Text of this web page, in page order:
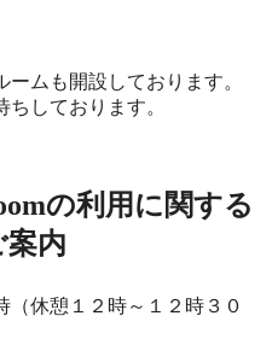
ムも開設しております。
しております。
の利用に関する
案内
（休憩１２時～１２時３０